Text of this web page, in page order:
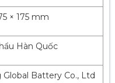
× 175 mm
Hàn Quốc
Global Battery Co., Ltd